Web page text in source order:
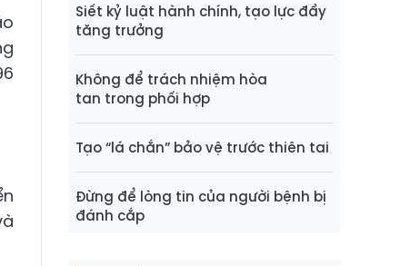
Siết kỷ luật hành chính, tạo lực đẩy
tăng trưởng
Không để trách nhiệm hòa
tan trong phối hợp
Tạo “lá chắn” bảo vệ trước thiên tai
Đừng để lòng tin của người bệnh bị
đánh cắp